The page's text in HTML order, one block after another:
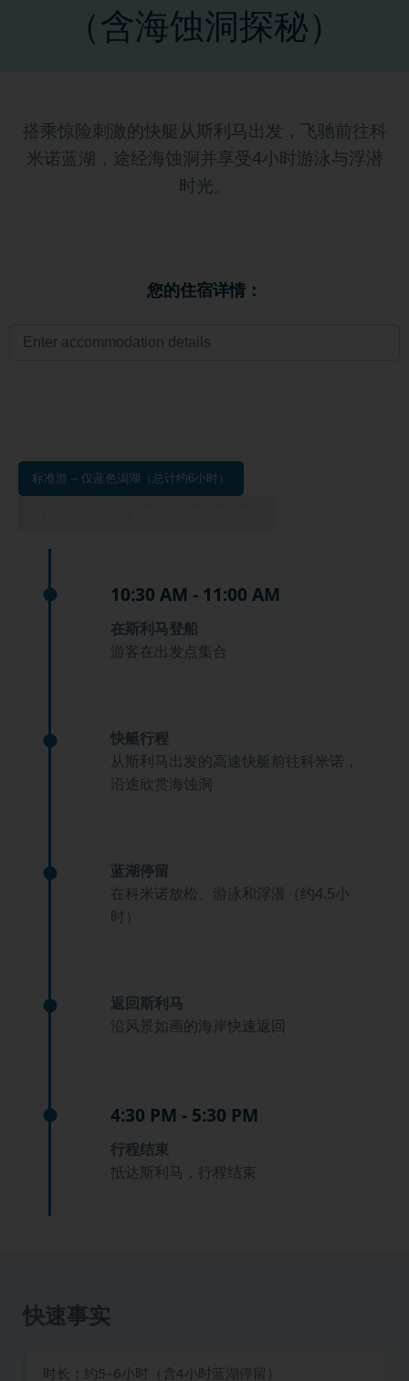
（含海蚀洞探秘）
搭乘惊险刺激的快艇从斯利马出发，飞驰前往科
米诺蓝湖，途经海蚀洞并享受4小时游泳与浮潜
时光。
您的住宿详情：
标准游 – 仅蓝色潟湖（总计约6小时）
10:30 AM - 11:00 AM
在斯利马登船
游客在出发点集合
快艇行程
从斯利马出发的高速快艇前往科米诺，
沿途欣赏海蚀洞
蓝湖停留
在科米诺放松、游泳和浮潜（约4.5小
时）
返回斯利马
沿风景如画的海岸快速返回
4:30 PM - 5:30 PM
行程结束
抵达斯利马，行程结束
快速事实
时长：约5–6小时（含4小时蓝湖停留）